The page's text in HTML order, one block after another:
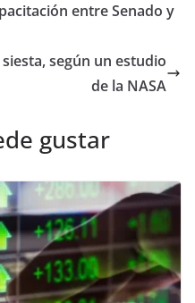
entre Senado y
según un estudio
de la NASA
gustar